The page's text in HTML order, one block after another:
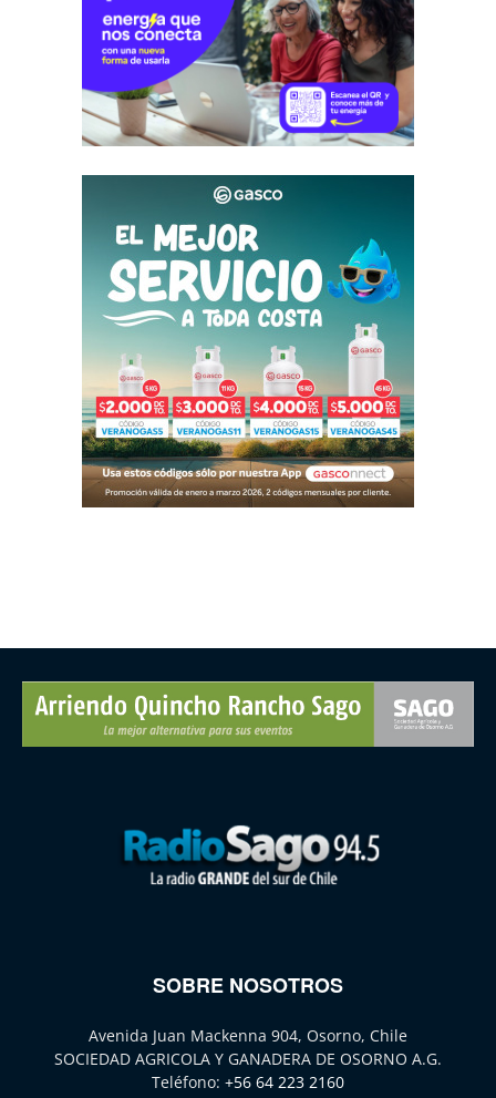
SOBRE NOSOTROS
Avenida Juan Mackenna 904, Osorno, Chile
SOCIEDAD AGRICOLA Y GANADERA DE OSORNO A.G.
Teléfono: +56 64 223 2160